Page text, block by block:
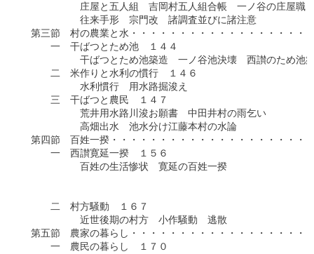
庄屋と五人組　吉岡村五人組合帳　一ノ谷の庄屋職
往来手形　宗門改　諸調査並びに諸注意
第三節　村の農業と水・・・・・・・・・・・・・・・・・・
一　干ばつとため池　１４４
干ばつとため池築造　一ノ谷池決壊　西讃のため池
二　米作りと水利の慣行　１４６
水利慣行　用水路掘浚え
三　干ばつと農民　１４７
荒井用水路川浚お願書　中田井村の雨乞い
高畑出水　池水分け江藤本村の水論
第四節　百姓一揆・・・・・・・・・・・・・・・・・・・・
一　西讃寛延一揆　１５６
百姓の生活惨状　寛延の百姓一揆
二　村方騒動　１６７
近世後期の村方　小作騒動　逃散
第五節　農家の暮らし・・・・・・・・・・・・・・・・・・
一　農民の暮らし　１７０